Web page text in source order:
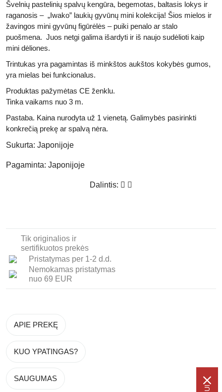
Švelnių pastelinių spalvų kengūra, begemotas, baltasis lokys ir
raganosis – „Iwako” laukių gyvūnų mini kolekcija! Šios mielos ir
žavingos mini gyvūnų figūrėlės – puiki penalo ar stalo
puošmena. Juos netgi galima išardyti ir iš naujo sudėlioti kaip
mini dėliones.
Trintukas yra pagamintas iš minkštos aukštos kokybės gumos,
yra mielas bei funkcionalus.
Produktas pažymėtas CE ženklu.
Tinka vaikams nuo 3 m.
Pastaba. Kaina nurodyta už 1 vienetą. Galimybės pasirinkti
konkrečią prekę ar spalvą nėra.
Sukurta: Japonijoje
Pagaminta: Japonijoje
Dalintis:
Tik originalios ir
sertifikuotos prekės
Pristatymas per 1-2 d.d.
Nemokamas pristatymas
nuo 69 EUR
APIE PREKĘ
KUO YPATINGAS?
SAUGUMAS